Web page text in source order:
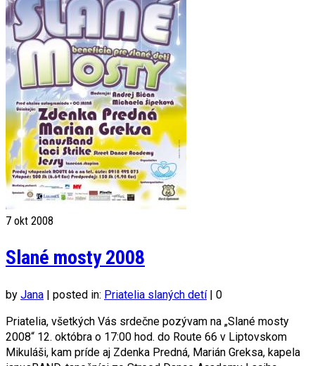
7 okt 2008
Slané mosty 2008
by Jana | posted in: Priatelia slaných detí | 0
Priatelia, všetkých Vás srdečne pozývam na „Slané mosty
2008“ 12. októbra o 17:00 hod. do Route 66 v Liptovskom
Mikuláši, kam príde aj Zdenka Predná, Marián Greksa, kapela